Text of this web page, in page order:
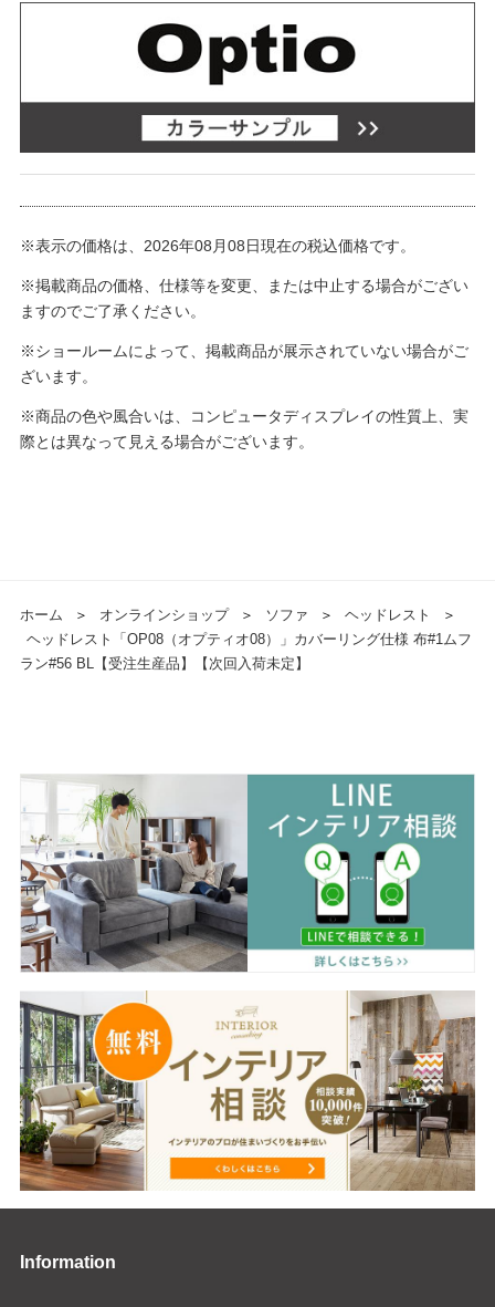
※表示の価格は、2026年08月08日現在の税込価格です。
※掲載商品の価格、仕様等を変更、または中止する場合がござい
ますのでご了承ください。
※ショールームによって、掲載商品が展示されていない場合がご
ざいます。
※商品の色や風合いは、コンピュータディスプレイの性質上、実
際とは異なって見える場合がございます。
ホーム ＞ オンラインショップ ＞ ソファ ＞ ヘッドレスト
＞
ヘッドレスト「OP08（オプティオ08）」カバーリング仕様 布#1ムフ
ラン#56 BL【受注生産品】【次回入荷未定】
Information